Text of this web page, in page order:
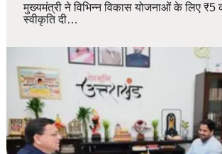
मुख्यमंत्री ने विभिन्न विकास योजनाओं के लिए ₹5
स्वीकृति दी…